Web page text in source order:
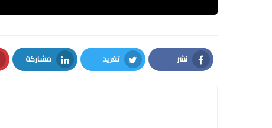
نشر
Facebook
تغريد
Twitter
مشاركة
LinkedIn